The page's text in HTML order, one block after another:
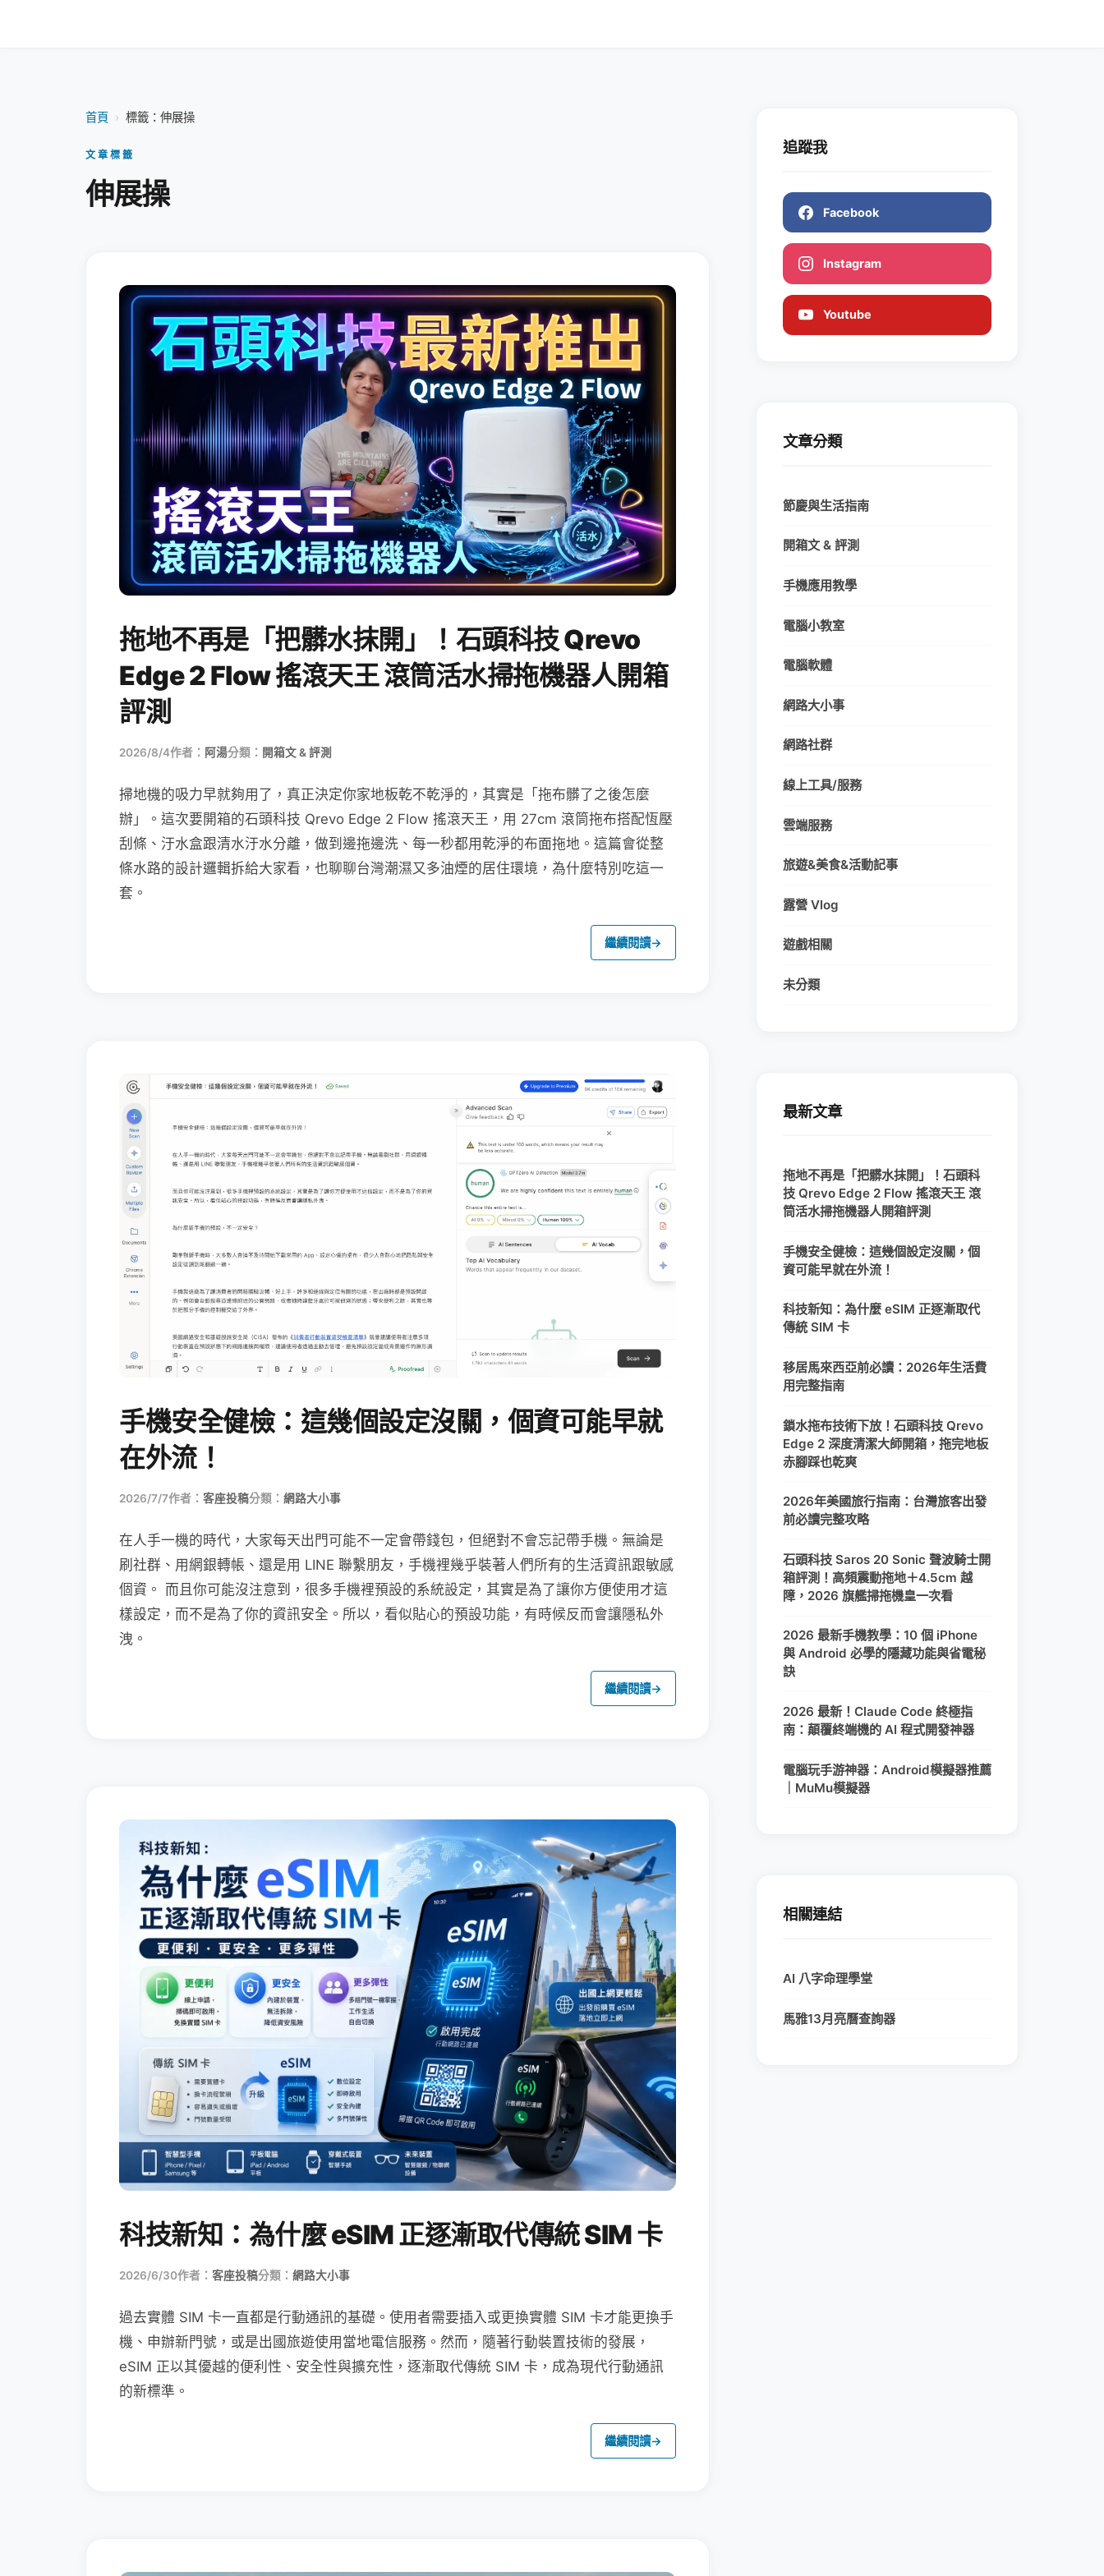
首頁 › 標籤：伸展操
文章標籤
伸展操
拖地不再是「把髒水抹開」！石頭科技 Qrevo
Edge 2 Flow 搖滾天王 滾筒活水掃拖機器人開箱
評測
2026/8/4作者： 阿湯分類： 開箱文 & 評測
掃地機的吸力早就夠用了，真正決定你家地板乾不乾淨的，其實是「拖布髒了之後怎麼
辦」。這次要開箱的石頭科技 Qrevo Edge 2 Flow 搖滾天王，用 27cm 滾筒拖布搭配恆壓
刮條、汙水盒跟清水汙水分離，做到邊拖邊洗、每一秒都用乾淨的布面拖地。這篇會從整
條水路的設計邏輯拆給大家看，也聊聊台灣潮濕又多油煙的居住環境，為什麼特別吃這一
套。
繼續閱讀→
手機安全健檢：這幾個設定沒關，個資可能早就
在外流！
2026/7/7作者： 客座投稿分類： 網路大小事
在人手一機的時代，大家每天出門可能不一定會帶錢包，但絕對不會忘記帶手機。無論是
刷社群、用網銀轉帳、還是用 LINE 聯繫朋友，手機裡幾乎裝著人們所有的生活資訊跟敏感
個資。 而且你可能沒注意到，很多手機裡預設的系統設定，其實是為了讓你方便使用才這
樣設定，而不是為了你的資訊安全。所以，看似貼心的預設功能，有時候反而會讓隱私外
洩。
繼續閱讀→
科技新知：為什麼 eSIM 正逐漸取代傳統 SIM 卡
2026/6/30作者： 客座投稿分類： 網路大小事
過去實體 SIM 卡一直都是行動通訊的基礎。使用者需要插入或更換實體 SIM 卡才能更換手
機、申辦新門號，或是出國旅遊使用當地電信服務。然而，隨著行動裝置技術的發展，
eSIM 正以其優越的便利性、安全性與擴充性，逐漸取代傳統 SIM 卡，成為現代行動通訊
的新標準。
繼續閱讀→
追蹤我
Facebook
Instagram
Youtube
文章分類
節慶與生活指南
開箱文 & 評測
手機應用教學
電腦小教室
電腦軟體
網路大小事
網路社群
線上工具/服務
雲端服務
旅遊&美食&活動記事
露營 Vlog
遊戲相關
未分類
最新文章
拖地不再是「把髒水抹開」！石頭科
技 Qrevo Edge 2 Flow 搖滾天王 滾
筒活水掃拖機器人開箱評測
手機安全健檢：這幾個設定沒關，個
資可能早就在外流！
科技新知：為什麼 eSIM 正逐漸取代
傳統 SIM 卡
移居馬來西亞前必讀：2026年生活費
用完整指南
鎖水拖布技術下放！石頭科技 Qrevo
Edge 2 深度清潔大師開箱，拖完地板
赤腳踩也乾爽
2026年美國旅行指南：台灣旅客出發
前必讀完整攻略
石頭科技 Saros 20 Sonic 聲波騎士開
箱評測！高頻震動拖地＋4.5cm 越
障，2026 旗艦掃拖機皇一次看
2026 最新手機教學：10 個 iPhone
與 Android 必學的隱藏功能與省電秘
訣
2026 最新！Claude Code 終極指
南：顛覆終端機的 AI 程式開發神器
電腦玩手游神器：Android模擬器推薦
｜MuMu模擬器
相關連結
AI 八字命理學堂
馬雅13月亮曆查詢器